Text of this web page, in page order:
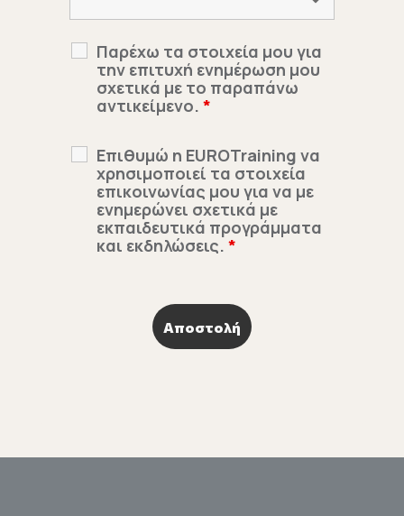
Παρέχω τα στοιχεία μου για
την επιτυχή ενημέρωση μου
σχετικά με το παραπάνω
αντικείμενο. *
Επιθυμώ η EUROTraining να
χρησιμοποιεί τα στοιχεία
επικοινωνίας μου για να με
ενημερώνει σχετικά με
εκπαιδευτικά προγράμματα
και εκδηλώσεις. *